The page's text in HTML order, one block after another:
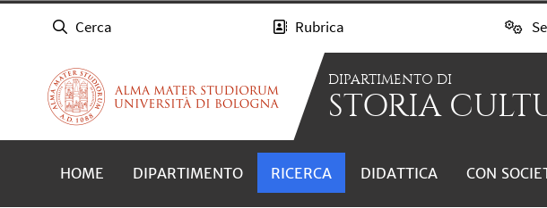
Cerca Rubrica
DIPARTIMENTO DI
STORIA
HOME DIPARTIMENTO RICERCA DIDATTICA CON